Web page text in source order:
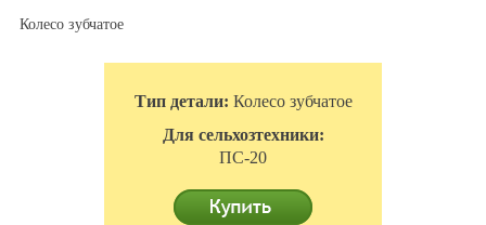
Колесо зубчатое
Тип детали: Колесо зубчатое
Для сельхозтехники:
ПС-20